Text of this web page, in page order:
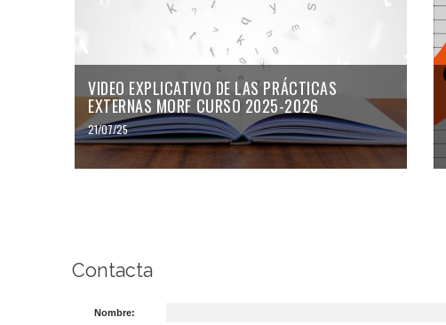
VIDEO EXPLICATIVO DE LAS PRÁCTICAS
EXTERNAS MORF CURSO 2025-2026
21/07/25
Contacta
Nombre: